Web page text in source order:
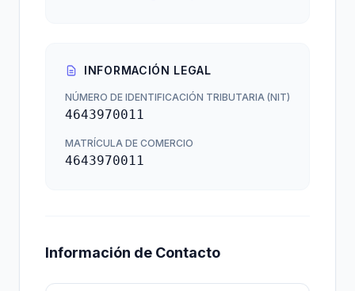
INFORMACIÓN LEGAL
NÚMERO DE IDENTIFICACIÓN TRIBUTARIA (NIT)
4643970011
MATRÍCULA DE COMERCIO
4643970011
Información de Contacto